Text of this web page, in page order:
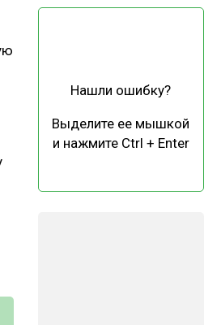
ВЫСТАВОК
Нашли ошибку?
Выделите ее мышкой
и нажмите Ctrl + Enter